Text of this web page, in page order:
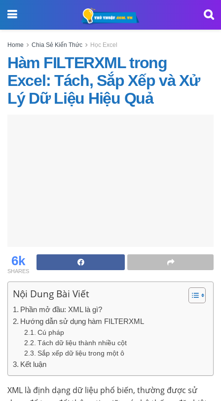
Home Chia Sẻ Kiến Thức Học Excel
Hàm FILTERXML trong
Excel: Tách, Sắp Xếp và Xử
Lý Dữ Liệu Hiệu Quả
6k
SHARES
Nội Dung Bài Viết
Phần mở đầu: XML là gì?
Hướng dẫn sử dụng hàm FILTERXML
Cú pháp
Tách dữ liệu thành nhiều cột
Sắp xếp dữ liệu trong một ô
Kết luận
XML là định dạng dữ liệu phổ biến, thường được sử